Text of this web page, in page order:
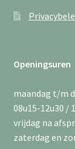
Openingsuren
maandag t/m
08u15-12u30 /
vrijdag na
zaterdag en